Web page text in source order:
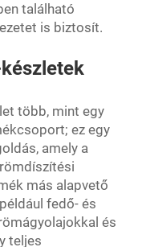
található
is biztosít.
több, mint egy
ez egy
amely a
más alapvető
fedő- és
és
teljes